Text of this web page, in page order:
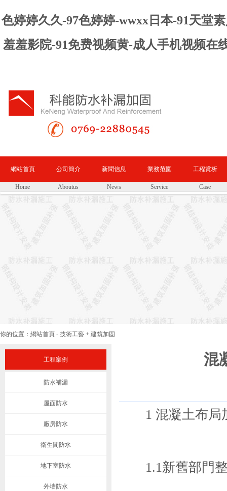
色婷婷久久-97色婷婷-wwxx日本-91天堂
羞羞影院-91免费视频黄-成人手机视频在
網站首頁 公司簡介 新聞信息 業務范圍 工程賞析
Home Aboutus News Service Case
你的位置： 網站首頁 - 技術工藝 + 建筑加固
工程案例
防水補漏
屋面防水
廠房防水
衛生間防水
地下室防水
外墻防水
混
1 混凝土布局
1.1新舊部門